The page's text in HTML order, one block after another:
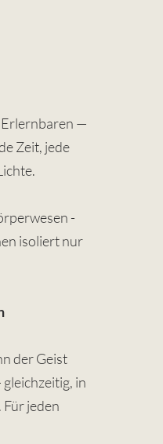
Erlernbaren —
Zeit, jede
-
isoliert nur
der Geist
in
jeden